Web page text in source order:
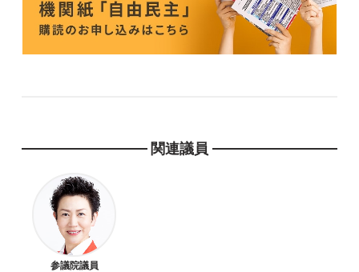
関連議員
参議院議員